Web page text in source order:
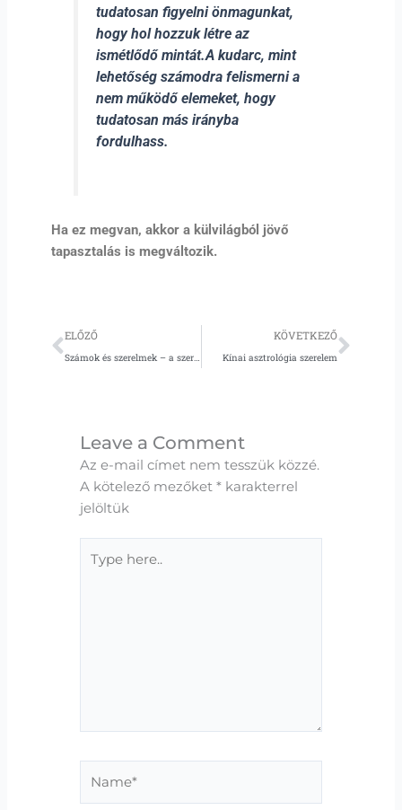
tudatosan figyelni önmagunkat,
hogy hol hozzuk létre az
ismétlődő mintát.A kudarc, mint
lehetőség számodra felismerni a
nem működő elemeket, hogy
tudatosan más irányba
fordulhass.
Ha ez megvan, akkor a külvilágból jövő
tapasztalás is megváltozik.
Előző
ELŐZŐ KÖVETKEZŐ
Kínai asztrológia szerelem
Leave a Comment
Az e-mail címet nem tesszük közzé.
A kötelező mezőket *karakterrel
jelöltük
here..